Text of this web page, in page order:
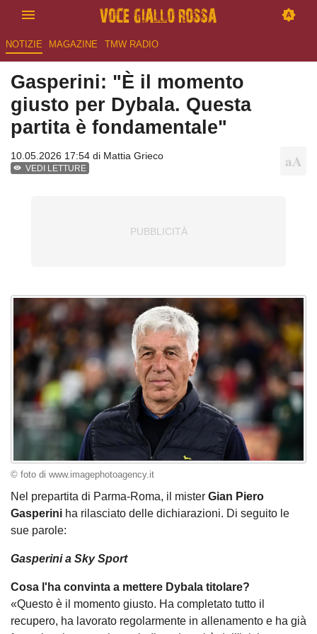
NOTIZIE MAGAZINE TMW RADIO
Gasperini: "È il momento
giusto per Dybala. Questa
partita è fondamentale"
10.05.2026 17:54 di Mattia Grieco
VEDI LETTURE
© foto di www.imagephotoagency.it
Nel prepartita di Parma-Roma, il mister Gian Piero
Gasperini ha rilasciato delle dichiarazioni. Di seguito le
sue parole:
Gasperini a Sky Sport
Cosa l'ha convinta a mettere Dybala titolare?
«Questo è il momento giusto. Ha completato tutto il
recupero, ha lavorato regolarmente in allenamento e ha già